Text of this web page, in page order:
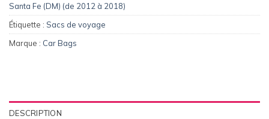
Santa Fe (DM) (de 2012 à 2018)
Étiquette : Sacs de voyage
Marque : Car Bags
DESCRIPTION